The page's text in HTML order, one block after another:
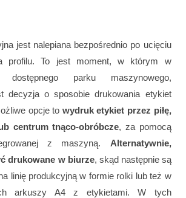
jest nalepiana bezpośrednio po ucięciu
profilu. To jest moment, w którym w
parku maszynowego,
decyzja o sposobie drukowania etykiet
opcje to wydruk etykiet przez piłę,
centrum tnąco-obróbcze, za pomocą
z maszyną. Alternatywnie,
drukowane w biurze, skąd następnie są
linię produkcyjną w formie rolki lub też w
arkuszy A4 z etykietami. W tych